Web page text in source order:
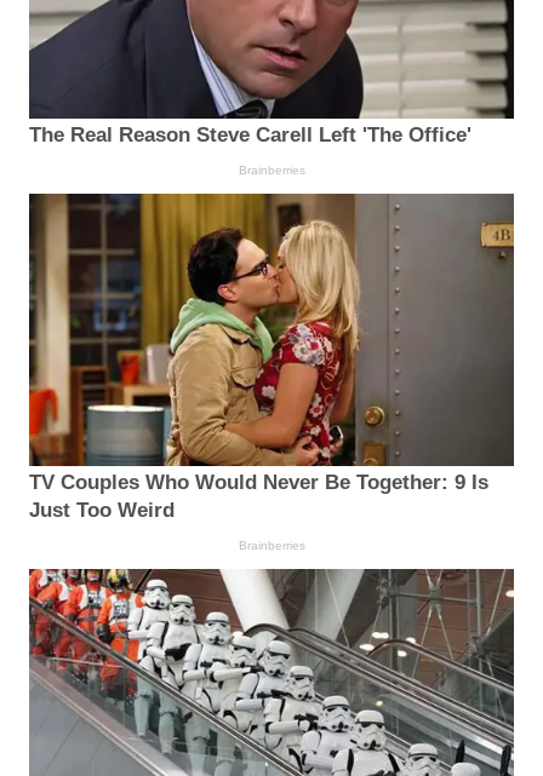
The Real Reason Steve Carell Left 'The Office'
Brainberries
TV Couples Who Would Never Be Together: 9 Is
Just Too Weird
Brainberries